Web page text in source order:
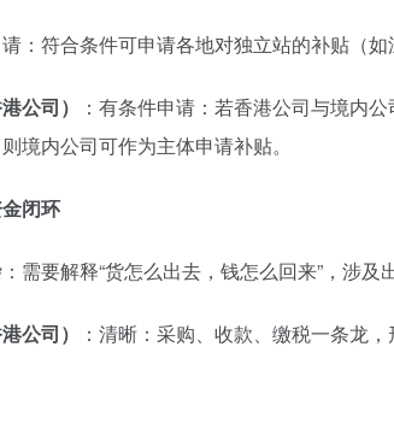
请：符合条件可申请各地对独立站的补贴（
公司）
：有条件申请：若香港公司与境内
境内公司可作为主体申请补贴。
金闭环
：需要解释“货怎么出去，钱怎么回来”，涉及
公司）
：清晰：采购、收款、缴税一条龙